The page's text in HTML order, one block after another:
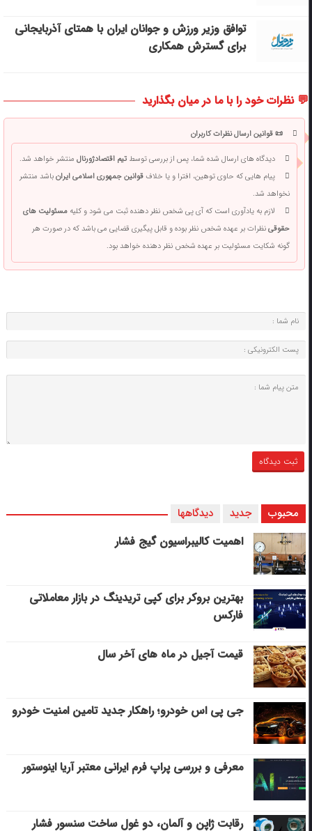
توافق وزیر ورزش و جوانان ایران با همتای آذربایجانی
برای گسترش همکاری
💬 نظرات خود را با ما در میان بگذارید
📜 قوانین ارسال نظرات کاربران
دیدگاه های ارسال شده شما، پس از بررسی توسطتیم اقتصادژورنالمنتشر خواهد شد.
پیام هایی که حاوی توهین، افترا و یا خلافقوانین جمهوری اسلامی ایرانباشد منتشر
نخواهد شد.
لازم به یادآوری است که آی پی شخص نظر دهنده ثبت می شود و کلیهمسئولیت های
حقوقینظرات بر عهده شخص نظر بوده و قابل پیگیری قضایی می باشد که در صورت هر
گونه شکایت مسئولیت بر عهده شخص نظر دهنده خواهد بود.
محبوب جدید دیدگاهها
اهمیت کالیبراسیون گیج فشار
بهترین بروکر برای کپی‌ تریدینگ در بازار معاملاتی
فارکس
قیمت آجیل در ماه های آخر سال
جی پی اس خودرو؛ راهکار جدید تامین امنیت خودرو
معرفی و بررسی پراپ فرم ایرانی معتبر آریا اینوستور
رقابت ژاپن و آلمان، دو غول ساخت سنسور فشار